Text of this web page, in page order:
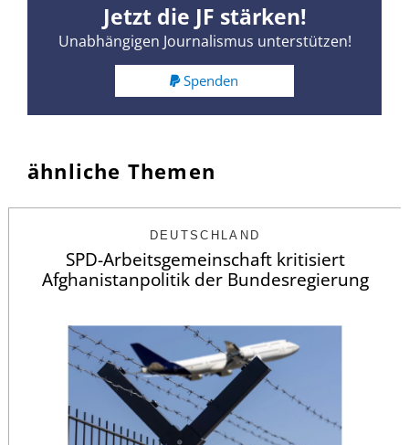
Jetzt die JF stärken!
Unabhängigen Journalismus unterstützen!
Spenden
ähnliche Themen
DEUTSCHLAND
SPD-Arbeitsgemeinschaft kritisiert
Afghanistanpolitik der Bundesregierung